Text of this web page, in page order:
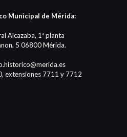
Municipal de Mérida:
Alcazaba, 1ª planta
5 06800 Mérida.
extensiones 7711 y 7712